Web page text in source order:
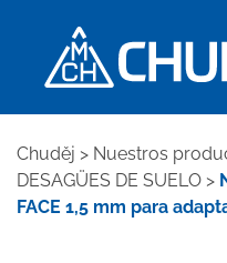
Chuděj > Nuestros
DESAGÜES DE SUELO >
FACE 1,5 mm para